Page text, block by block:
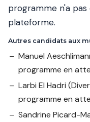
programme n'a
plateforme.
Autres candidats aux
Manuel
programme en
Larbi El Hadri
programme en
Sandrine Picard-